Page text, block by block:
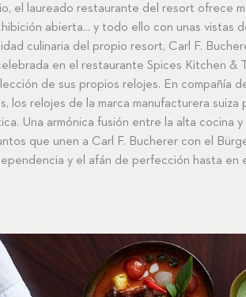
el laureado restaurante del resort ofrece
abierta... y todo ello con unas vistas
culinaria del propio resort, Carl F.
en el restaurante Spices Kitchen &
de sus propios relojes. En compañía
los relojes de la marca manufacturera
Una armónica fusión entre la alta cocina
que unen a Carl F. Bucherer con el
y el afán de perfección hasta en